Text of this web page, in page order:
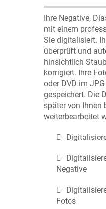
Ihre Negative,
mit einem
Sie digitalisiert.
überprüft und
hinsichtlich
korrigiert. Ihre
oder DVD im
gespeichert. Die
später von Ihnen
weiterbearbeitet
Negative
Fotos